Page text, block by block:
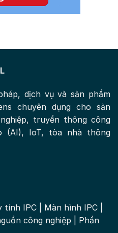
dịch vụ và sản phẩm
chuyên dụng cho sản
truyền thông công
(AI), IoT, tòa nhà thông
tính IPC Màn hình IPC
công nghiệp
Phần